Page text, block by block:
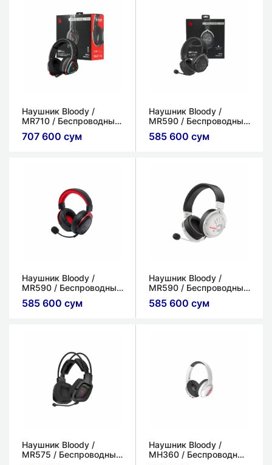
Наушник Bloody /
MR710 / Беспроводные
/ Черный / Bluetooth
v5.3
707 600 сум
Наушник Bloody /
MR590 / Беспроводные
/ Черный / Bluetooth
v5.3
585 600 сум
Наушник Bloody /
MR590 / Беспроводные
/ Красный / Bluetooth
v5.3
585 600 сум
Наушник Bloody /
MR590 / Беспроводные
/ Белый / Bluetooth v5.3
585 600 сум
Наушник Bloody /
MR575 / Беспроводные
Наушник Bloody /
MH360 / Беспроводные